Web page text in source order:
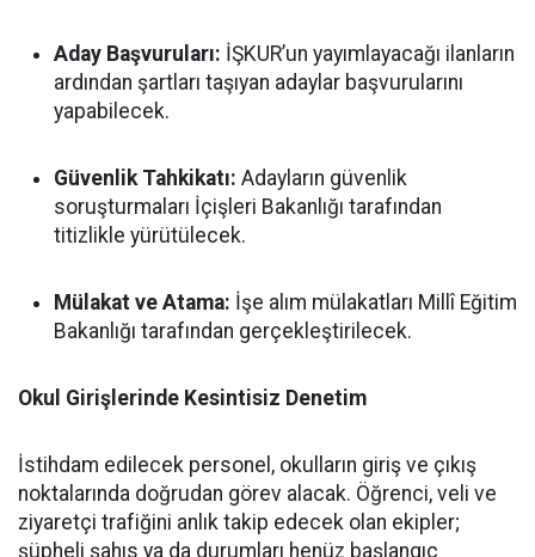
Aday Başvuruları: İŞKUR’un yayımlayacağı ilanların
ardından şartları taşıyan adaylar başvurularını
yapabilecek.
Güvenlik Tahkikatı: Adayların güvenlik
soruşturmaları İçişleri Bakanlığı tarafından
titizlikle yürütülecek.
Mülakat ve Atama: İşe alım mülakatları Millî Eğitim
Bakanlığı tarafından gerçekleştirilecek.
Okul Girişlerinde Kesintisiz Denetim
İstihdam edilecek personel, okulların giriş ve çıkış
noktalarında doğrudan görev alacak. Öğrenci, veli ve
ziyaretçi trafiğini anlık takip edecek olan ekipler;
şüpheli şahıs ya da durumları henüz başlangıç